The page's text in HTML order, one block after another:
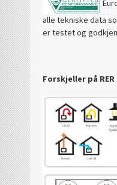
alle tekniske data
er testet og
Forskjeller på RER